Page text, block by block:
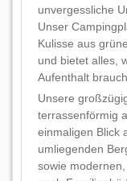
unvergessliche
Unser
Kulisse aus
und bietet alles,
Aufenthalt
Unsere
terrassenförmig
einmaligen Blick
umliegenden
sowie